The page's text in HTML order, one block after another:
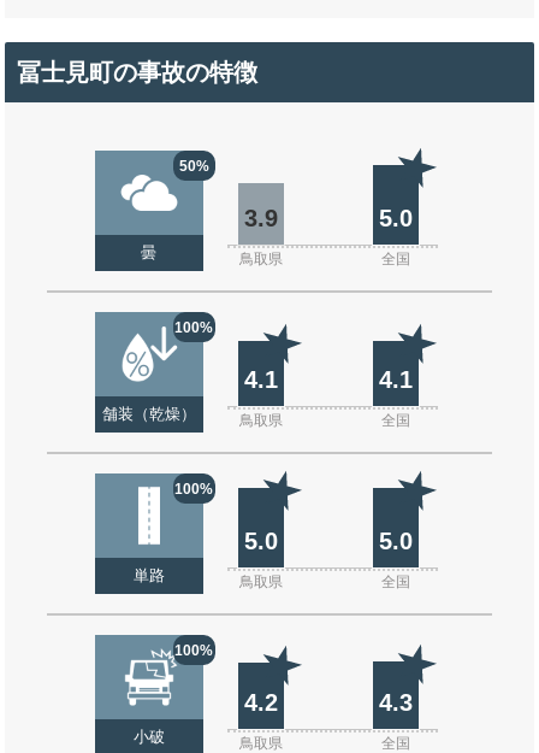
冨士見町の事故の特徴
50%
曇
3.9 5.0
鳥取県 全国
100%
舗装（乾燥）
4.1 4.1
鳥取県 全国
100%
単路
5.0 5.0
鳥取県 全国
100%
小破
4.2 4.3
鳥取県 全国